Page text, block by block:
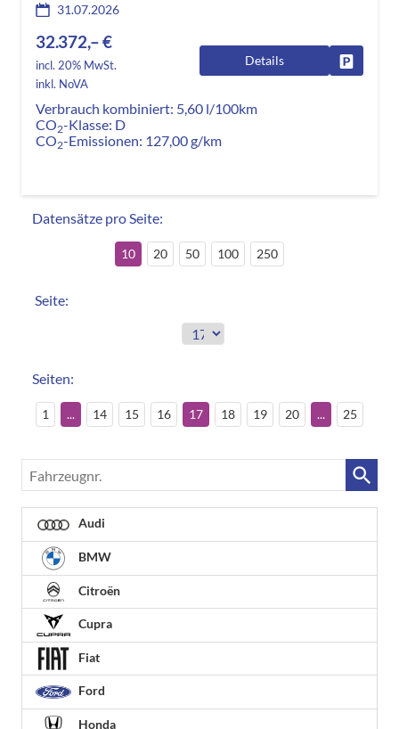
31.07.2026
32.372,– €
incl. 20% MwSt.
inkl. NoVA
Details
Verbrauch kombiniert: 5,60 l/100km
CO2-Klasse: D
CO2-Emissionen: 127,00 g/km
Datensätze pro Seite:
10 20 50 100 250
Seite:
Seiten:
1 ... 14 15 16 17 18 19 20 ... 25
Fahrzeugnr.
Audi
BMW
Citroën
Cupra
Fiat
Ford
Honda